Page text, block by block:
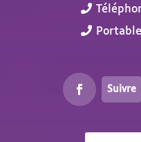
Suivre